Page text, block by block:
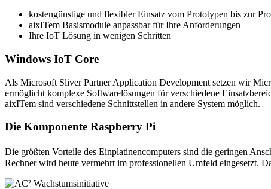
kostengünstige und flexibler Einsatz vom Prototypen bis zur
aixITem Basismodule anpassbar für Ihre Anforderungen
Ihre IoT Lösung in wenigen Schritten
Windows IoT Core
Als Microsoft Sliver Partner Application Development setzen wir
ermöglicht komplexe Softwarelösungen für verschiedene
aixITem sind verschiedene Schnittstellen in andere System möglich.
Die Komponente Raspberry Pi
Die größten Vorteile des Einplatinencomputers sind die geringen
Rechner wird heute vermehrt im professionellen Umfeld eingesetzt.